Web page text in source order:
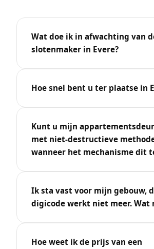
Wat doe ik in afwachting van
slotenmaker in Evere?
Hoe snel bent u ter plaatse in
Kunt u mijn
met niet-destructieve
wanneer het mechanisme dit
Ik sta vast voor mijn gebouw,
digicode werkt niet meer. Wat
Hoe weet ik de prijs van een